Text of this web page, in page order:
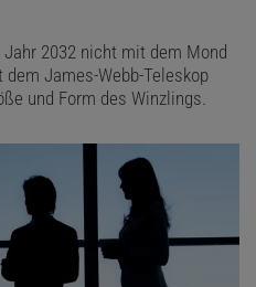
2032 nicht mit dem Mond
James-Webb-Teleskop
und Form des Winzlings.